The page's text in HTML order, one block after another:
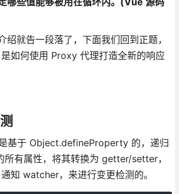
绍就告一段落了，下面我们回到正题，
如何使用 Proxy 代理打造全新的响应
基于 Object.defineProperty 的，递归
有属性，将其转换为 getter/setter，
知 watcher，来进行变更检测的。